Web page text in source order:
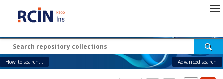
How to search... Advanced search